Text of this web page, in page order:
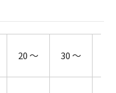
20 ～ 30 ～